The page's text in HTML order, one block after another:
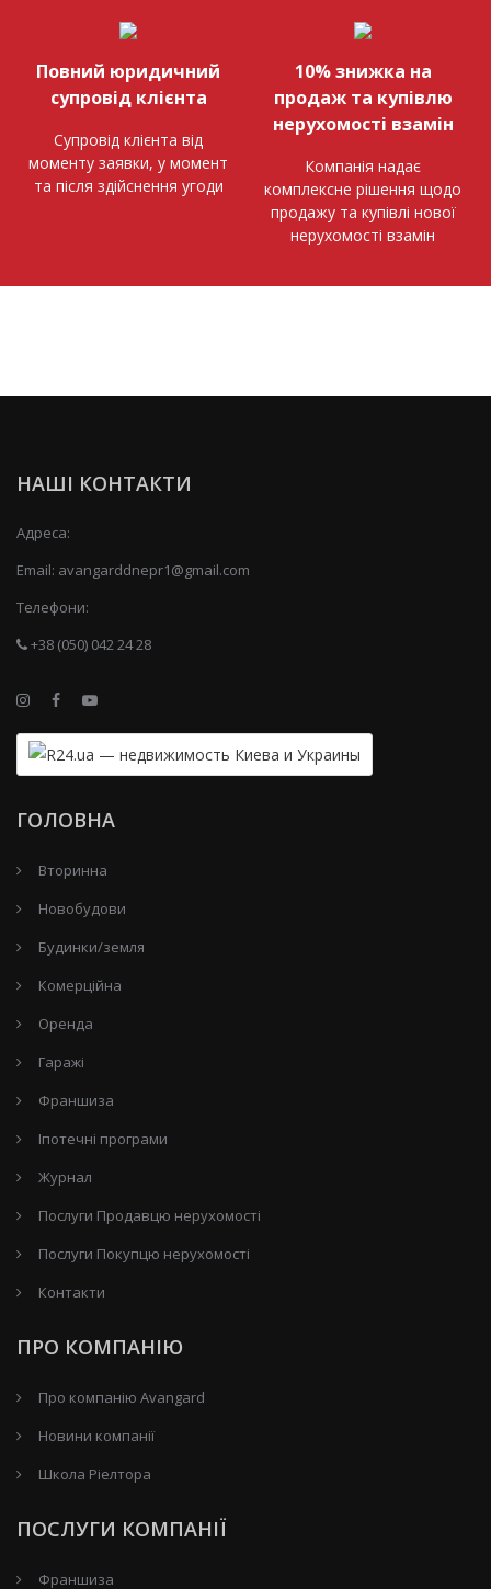
Повний юридичний
супровід клієнта
Супровід клієнта від
моменту заявки, у момент
та після здійснення угоди
10% знижка на
продаж та купівлю
нерухомості взамін
Компанія надає
комплексне рішення щодо
продажу та купівлі нової
нерухомості взамін
НАШІ КОНТАКТИ
Адреса:
Email: avangarddnepr1@gmail.com
Телефони:
+38 (050) 042 24 28
ГОЛОВНА
Вторинна
Новобудови
Будинки/земля
Комерційна
Оренда
Гаражі
Франшиза
Іпотечні програми
Журнал
Послуги Продавцю нерухомості
Послуги Покупцю нерухомості
Контакти
ПРО КОМПАНІЮ
Про компанію Avangard
Новини компанії
Школа Ріелтора
ПОСЛУГИ КОМПАНІЇ
Франшиза